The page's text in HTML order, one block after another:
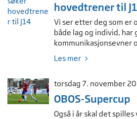
hovedtrener til
Vi ser etter deg som er
både lag og individ, har
kommunikasjonsevner
Les mer
torsdag 7. november
OBOS-Supercup
Også i år skal det